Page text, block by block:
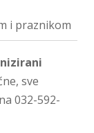
i praznikom
sve
032-592-